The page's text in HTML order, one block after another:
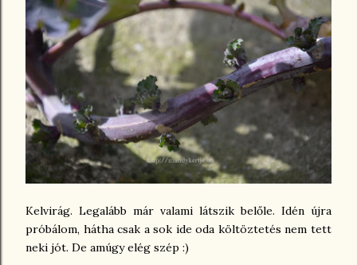
Kelvirág. Legalább már valami látszik belőle. Idén újra
próbálom, hátha csak a sok ide oda költöztetés nem tett
neki jót. De amúgy elég szép :)